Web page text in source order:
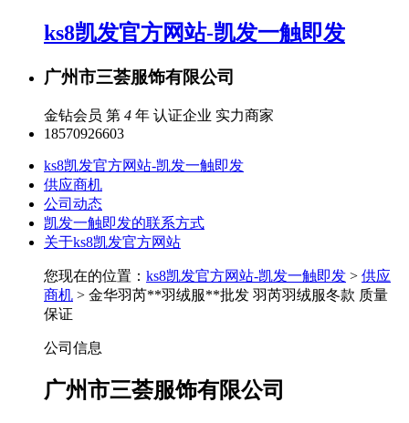
ks8凯发官方网站-凯发一触即发
广州市三荟服饰有限公司
金钻会员 第 4 年 认证企业 实力商家
18570926603
ks8凯发官方网站-凯发一触即发
供应商机
公司动态
凯发一触即发的联系方式
关于ks8凯发官方网站
您现在的位置： ks8凯发官方网站-凯发一触即发 > 供应
商机 > 金华羽芮**羽绒服**批发 羽芮羽绒服冬款 质量
保证
公司信息
广州市三荟服饰有限公司